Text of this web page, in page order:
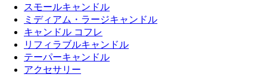
スモールキャンドル
ミディアム・ラージキャンドル
キャンドル コフレ
リフィラブルキャンドル
テーパーキャンドル
アクセサリー